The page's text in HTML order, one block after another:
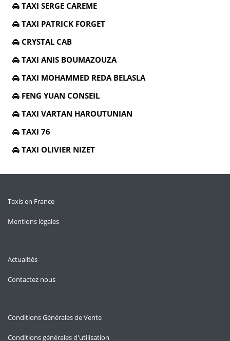
TAXI SERGE CAREME
TAXI PATRICK FORGET
CRYSTAL CAB
TAXI ANIS BOUMAZOUZA
TAXI MOHAMMED REDA BELASLA
FENG YUAN CONSEIL
TAXI VARTAN HAROUTUNIAN
TAXI 76
TAXI OLIVIER NIZET
Taxis en France
Mentions légales
Actualités
Contactez nous
Conditions Générales de Vente
Conditions générales d'utilisation